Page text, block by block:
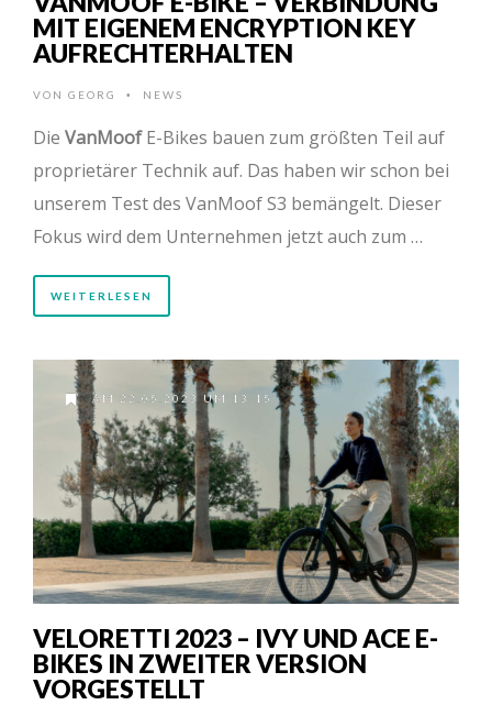
MIT EIGENEM ENCRYPTION KEY
AUFRECHTERHALTEN
VON GEORG • NEWS
Die VanMoofE-Bikes bauen zum größten Teil auf
proprietärer Technik auf. Das haben wir schon bei
unserem Test des VanMoof S3 bemängelt. Dieser
Fokus wird dem Unternehmen jetzt auch zum …
WEITERLESEN
AM 22.05.2023 UM 13:15
VELORETTI 2023 – IVY UND ACE E-
BIKES IN ZWEITER VERSION
VORGESTELLT